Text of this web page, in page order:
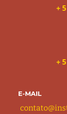
E-MAIL